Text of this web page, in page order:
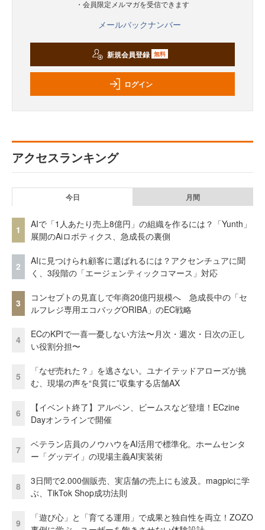
・会員限定メルマガを受信できます
メールバックナンバー
新規会員登録 無料
ログイン
アクセスランキング
今日 月間
1
AIで「1人あたり売上8億円」の組織を作るには？「Yunth」
展開のAiロボティクス、急成長の裏側
2
AIに見つけられ顧客に選ばれるには？アクセンチュアに聞
く、3段階の「エージェンティックコマース」対応
3
コンセプトの見直しで年商20億円規模へ 急成長中の「セ
ルフレジ専用エコバッグORIBA」のEC戦略
4
ECのKPIで一喜一憂しない方法〜月次・週次・日次の正し
い役割分担〜
5
「なぜ売れた？」を逃さない。ユナイテッドアローズが挑
む、現場の声を“良質に”収集する店舗AX
6
【イベント終了】アルペン、ビームスなど登壇！ECzine
Dayオンラインで開催
7
ベテラン店員のノウハウをAI活用で標準化。ホームセンタ
ー「グッデイ」の現場主義AI実装術
8
3日間で2.000個販売、実店舗の売上にも波及。magpicに学
ぶ、TikTok Shop成功法則
9
「遊び心」と「育てる運用」で成果と独自性を両立！ZOZO